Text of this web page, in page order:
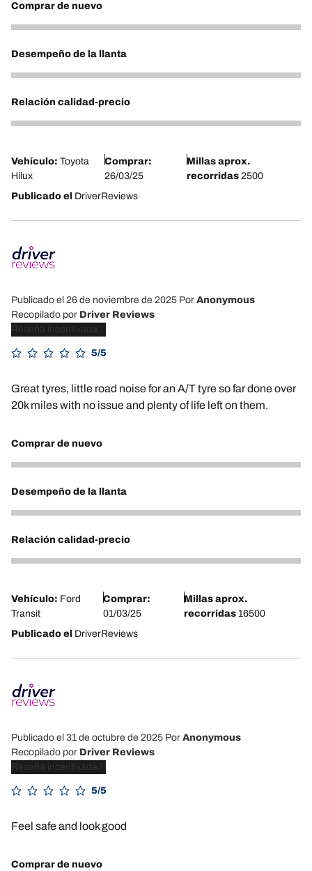
Comprar de nuevo
5
Desempeño de la llanta
4
Relación calidad-precio
3
Vehículo: Toyota
Hilux
Comprar:
26/03/25
Millas aprox.
recorridas2500
Publicado el DriverReviews
Publicado el 26 de noviembre de 2025 Por Anonymous
Recopilado por Driver Reviews
Reseña incentivada
5/5
Great tyres, little road noise for an A/T tyre so far done over
20k miles with no issue and plenty of life left on them.
Comprar de nuevo
5
Desempeño de la llanta
4
Relación calidad-precio
5
Vehículo: Ford
Transit
Comprar:
01/03/25
Millas aprox.
recorridas16500
Publicado el DriverReviews
Publicado el 31 de octubre de 2025 Por Anonymous
Recopilado por Driver Reviews
Reseña incentivada
5/5
Feel safe and look good
Comprar de nuevo